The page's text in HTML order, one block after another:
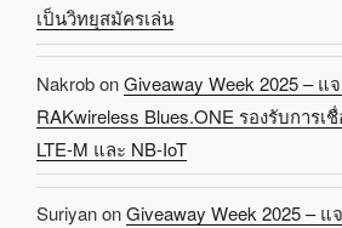
เป็นวิทยุสมัครเล่น
NakrobonGiveaway Week 2025 –
RAKwireless Blues.ONE รองรับการเ
LTE-M และ NB-IoT
SuriyanonGiveaway Week 2025 –